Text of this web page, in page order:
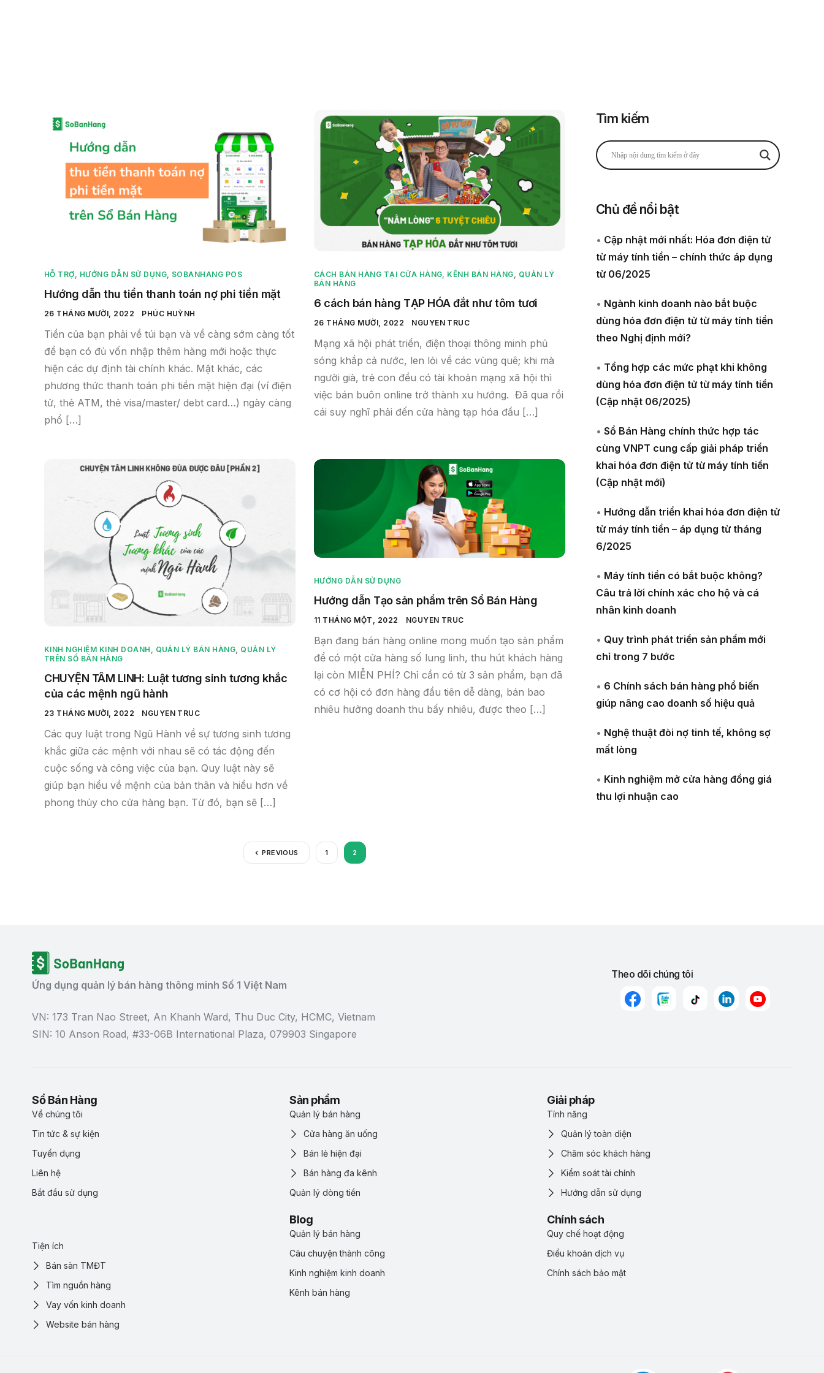
HỖ TRỢ HƯỚNG DẪN SỬ DỤNG SOBANHANG POS
Hướng dẫn thu tiền thanh toán nợ phi tiền mặt
26 THÁNG MƯỜI, 2022 PHÚC HUỲNH
Tiền của bạn phải về túi bạn và về càng sớm càng tốt
để bạn có đủ vốn nhập thêm hàng mới hoặc thực
hiện các dự định tài chính khác. Mặt khác, các
phương thức thanh toán phi tiền mặt hiện đại (ví điện
tử, thẻ ATM, thẻ visa/master/ debt card…) ngày càng
phổ […]
CÁCH BÁN HÀNG TẠI CỬA HÀNG KÊNH BÁN HÀNG
QUẢN LÝ
BÁN HÀNG
6 cách bán hàng TẠP HÓA đắt như tôm tươi
26 THÁNG MƯỜI, 2022 NGUYEN TRUC
Mạng xã hội phát triển, điện thoại thông minh phủ
sóng khắp cả nước, len lỏi về các vùng quê; khi mà
người già, trẻ con đều có tài khoản mạng xã hội thì
việc bán buôn online trở thành xu hướng. Đã qua rồi
cái suy nghĩ phải đến cửa hàng tạp hóa đầu […]
KINH NGHIỆM KINH DOANH , QUẢN LÝ BÁN HÀNG, QUẢN LÝ
TRÊN SỔ BÁN HÀNG
CHUYỆN TÂM LINH: Luật tương sinh tương khắc
của các mệnh ngũ hành
23 THÁNG MƯỜI, 2022 NGUYEN TRUC
Các quy luật trong Ngũ Hành về sự tương sinh tương
khắc giữa các mệnh với nhau sẽ có tác động đến
cuộc sống và công việc của bạn. Quy luật này sẽ
giúp bạn hiểu về mệnh của bản thân và hiểu hơn về
phong thủy cho cửa hàng bạn. Từ đó, bạn sẽ […]
HƯỚNG DẪN SỬ DỤNG
Hướng dẫn Tạo sản phẩm trên Sổ Bán Hàng
11 THÁNG MỘT, 2022 NGUYEN TRUC
Bạn đang bán hàng online mong muốn tạo sản phẩm
để có một cửa hàng số lung linh, thu hút khách hàng
lại còn MIỄN PHÍ? Chỉ cần có từ 3 sản phẩm, bạn đã
có cơ hội có đơn hàng đầu tiên dễ dàng, bán bao
nhiêu hưởng doanh thu bấy nhiêu, được theo […]
PREVIOUS 1 2
Tìm kiếm
Chủ đề nổi bật
• Cập nhật mới nhất: Hóa đơn điện tử
từ máy tính tiền – chính thức áp dụng
từ 06/2025
• Ngành kinh doanh nào bắt buộc
dùng hóa đơn điện tử từ máy tính tiền
theo Nghị định mới?
• Tổng hợp các mức phạt khi không
dùng hóa đơn điện tử từ máy tính tiền
(Cập nhật 06/2025)
• Sổ Bán Hàng chính thức hợp tác
cùng VNPT cung cấp giải pháp triển
khai hóa đơn điện tử từ máy tính tiền
(Cập nhật mới)
• Hướng dẫn triển khai hóa đơn điện tử
từ máy tính tiền – áp dụng từ tháng
6/2025
• Máy tính tiền có bắt buộc không?
Câu trả lời chính xác cho hộ và cá
nhân kinh doanh
• Quy trình phát triển sản phẩm mới
chỉ trong 7 bước
• 6 Chính sách bán hàng phổ biến
giúp nâng cao doanh số hiệu quả
• Nghệ thuật đòi nợ tinh tế, không sợ
mất lòng
• Kinh nghiệm mở cửa hàng đồng giá
thu lợi nhuận cao
Ứng dụng quản lý bán hàng thông minh Số 1 Việt Nam
VN: 173 Tran Nao Street, An Khanh Ward, Thu Duc City, HCMC, Vietnam
SIN: 10 Anson Road, #33-06B International Plaza, 079903 Singapore
Theo dõi chúng tôi
Sổ Bán Hàng
Về chúng tôi
Tin tức & sự kiện
Tuyển dụng
Liên hệ
Bắt đầu sử dụng
Sản phẩm
Quản lý bán hàng
Cửa hàng ăn uống
Bán lẻ hiện đại
Bán hàng đa kênh
Quản lý dòng tiền
Giải pháp
Tính năng
Quản lý toàn diện
Chăm sóc khách hàng
Kiểm soát tài chính
Hướng dẫn sử dụng
Tiện ích
Bán sàn TMĐT
Tìm nguồn hàng
Vay vốn kinh doanh
Website bán hàng
Blog
Quản lý bán hàng
Câu chuyện thành công
Kinh nghiệm kinh doanh
Kênh bán hàng
Chính sách
Quy chế hoạt động
Điểu khoản dịch vụ
Chính sách bảo mật